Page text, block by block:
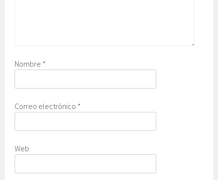
Nombre *
Correo electrónico *
Web